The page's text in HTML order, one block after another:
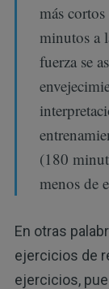
más
minutos a
fuerza se
(180
menos de
En otras
ejercicios de
ejercicios,